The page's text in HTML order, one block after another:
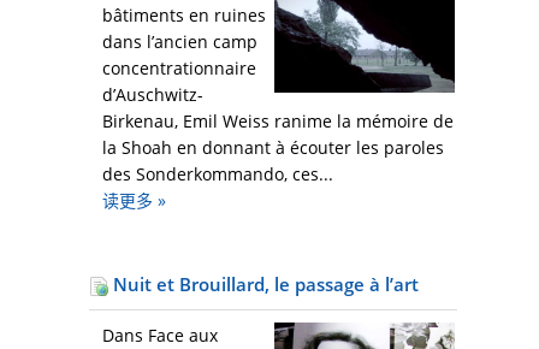
bâtiments en ruines
dans l’ancien camp
concentrationnaire
d’Auschwitz-
Birkenau, Emil Weiss ranime la mémoire de
la Shoah en donnant à écouter les paroles
des Sonderkommando, ces...
读更多 »
Nuit et Brouillard, le passage à l’art
Dans Face aux